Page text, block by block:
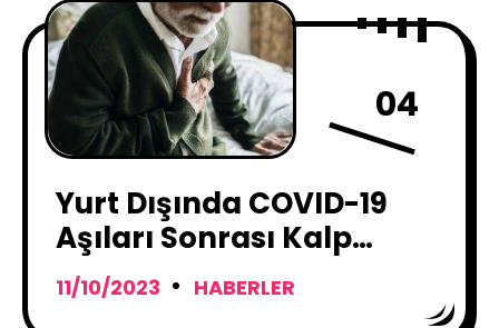
04
Yurt Dışında COVID-19
Aşıları Sonrası Kalp
Krizleri ve Felç Vakaları
Azaldı !
11/10/2023 HABERLER